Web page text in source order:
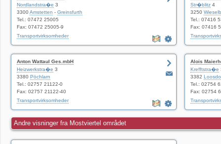
Nordlandstra�e 3
3300Amstetten - Greinsfurth
Tel.: 07472 25005
Fax: 07472 25005-9
Transportvirksomheder
Str�blitz 4
3250
Tel.: 07416
Fax: 07416
Anton Wattaul Ges.mbH
Heizwerkstra�e 3
3380 Pöchlarn
Tel.: 02757 21122-0
Fax: 02757 21122-40
Transportvirksomheder
Alois
Krefftstra�e
3382
Tel.: 02754
Fax: 02754
Andre visninger fra Mostviertel området